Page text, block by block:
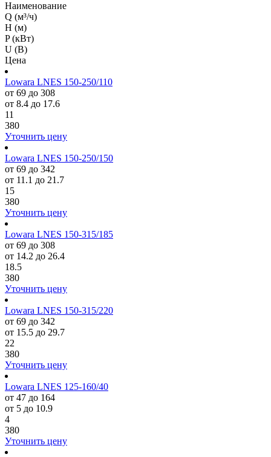
Наименование
Q (м³/ч)
H (м)
P (кВт)
U (В)
Цена
Lowara LNES 150-250/110
от 69 до 308
от 8.4 до 17.6
11
380
Уточнить цену
Lowara LNES 150-250/150
от 69 до 342
от 11.1 до 21.7
15
380
Уточнить цену
Lowara LNES 150-315/185
от 69 до 308
от 14.2 до 26.4
18.5
380
Уточнить цену
Lowara LNES 150-315/220
от 69 до 342
от 15.5 до 29.7
22
380
Уточнить цену
Lowara LNES 125-160/40
от 47 до 164
от 5 до 10.9
4
380
Уточнить цену